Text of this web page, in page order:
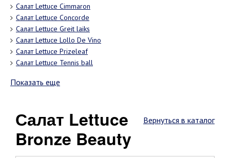
Салат Lettuce Cimmaron
Салат Lettuce Concorde
Салат Lettuce Greit laiks
Салат Lettuce Lollo De Vino
Салат Lettuce Prizeleaf
Салат Lettuce Tennis ball
Показать еще
Вернуться в каталог
Салат Lettuce
Bronze Beauty